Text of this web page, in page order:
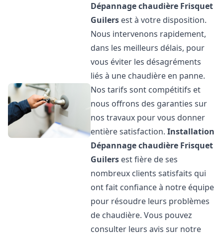
Dépannage chaudière Frisquet
Guilers est à votre disposition.
Nous intervenons rapidement,
dans les meilleurs délais, pour
vous éviter les désagréments
liés à une chaudière en panne.
Nos tarifs sont compétitifs et
nous offrons des garanties sur
nos travaux pour vous donner
entière satisfaction.Installation
Dépannage chaudière Frisquet
Guilers est fière de ses
nombreux clients satisfaits qui
ont fait confiance à notre équipe
pour résoudre leurs problèmes
de chaudière. Vous pouvez
consulter leurs avis sur notre